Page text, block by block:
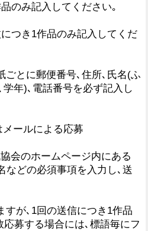
のみ記入してください｡
つき1作品のみ記入してくだ
ごとに郵便番号､住所､氏名(ふ
年)､電話番号を必ず記入し
ールによる応募
会のホームページ内にある
などの必須事項を入力し､送
すが､1回の送信につき1作品
募する場合には､標語毎にフ